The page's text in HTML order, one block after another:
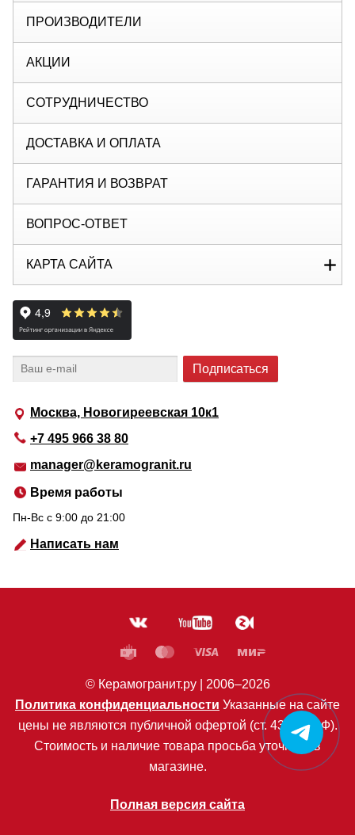
Москва, Новогиреевская 10к1
+7 495 966 38 80
manager@keramogranit.ru
Время работы
Пн-Вс c 9:00 до 21:00
Написать нам
ПРОИЗВОДИТЕЛИ
АКЦИИ
СОТРУДНИЧЕСТВО
ДОСТАВКА И ОПЛАТА
ГАРАНТИЯ И ВОЗВРАТ
ВОПРОС-ОТВЕТ
КАРТА САЙТА
© Керамогранит.ру | 2006–2026
Политика конфиденциальности Указанные на сайте
цены не являются публичной офертой (ст. 435 ГК РФ).
Стоимость и наличие товара просьба уточнять в
магазине.
Полная версия сайта